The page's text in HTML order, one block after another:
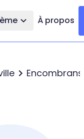
À propos
Encombrans